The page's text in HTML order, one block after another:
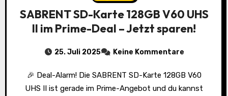
SABRENT SD-Karte 128GB V60 UHS
II im Prime-Deal – Jetzt sparen!
25. Juli 2025 Keine Kommentare
🎉 Deal-Alarm! Die SABRENT SD-Karte 128GB V60
UHS II ist gerade im Prime-Angebot und du kannst